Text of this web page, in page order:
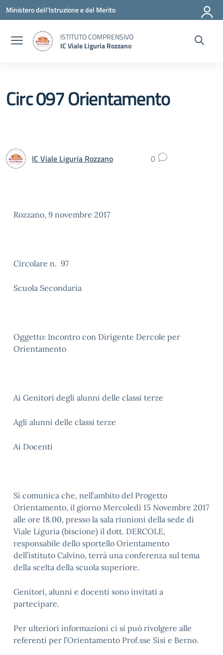
Vai ai contenuti
Vai al menu di navigazione
Vai al footer
Ministero dell'Istruzione e del Merito
ISTITUTO COMPRENSIVO
IC Viale Liguria Rozzano
Circ 097 Orientamento
IC Viale Liguria Rozzano 0
Rozzano, 9 novembre 2017
Circolare n. 97
Scuola Secondaria
Oggetto: Incontro con Dirigente Dercole per
Orientamento
Ai Genitori degli alunni delle classi terze
Agli alunni delle classi terze
Ai Docenti
Si comunica che, nell’ambito del Progetto
Orientamento, il giorno Mercoledì 15 Novembre 2017
alle ore 18.00, presso la sala riunioni della sede di
Viale Liguria (biscione) il dott. DERCOLE,
responsabile dello sportello Orientamento
dell’istituto Calvino, terrà una conferenza sul tema
della scelta della scuola superiore.
Genitori, alunni e docenti sono invitati a
partecipare.
Per ulteriori informazioni ci si può rivolgere alle
referenti per l’Orientamento Prof.sse Sisi e Berno.